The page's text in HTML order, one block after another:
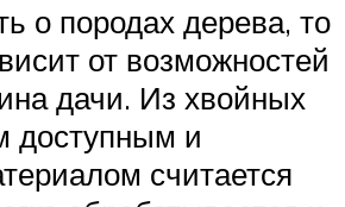
о породах дерева, то
от возможностей
дачи. Из хвойных
доступным и
считается